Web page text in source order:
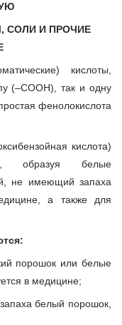
СОЛИ И ПРОЧИЕ
кислоты,
(–СООН), так и одну
фенолокислота
кислота)
образуя белые
не имеющий запаха
а также для
порошок или белые
в медицине;
белый порошок,